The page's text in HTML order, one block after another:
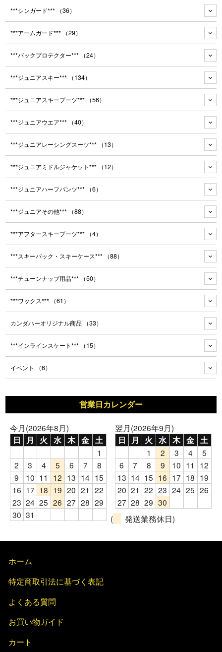
***シンガード*** （36）
***アームガード*** （29）
***バックプロテクター*** （24）
***ジュニアスキー*** （134）
***ジュニアスキーブーツ*** （56）
***ジュニアウエア*** （40）
***ジュニアレーシングスーツ*** （13）
***ジュニアミドルジャケット*** （12）
***ジュニアハーフパンツ*** （6）
***ジュニアその他*** （88）
***アフタースキーブーツ*** （4）
***スキーバック・スキーケース*** （88）
***チューンナップ用品*** （50）
***ワックス*** （61）
カンダハーオリジナル商品 （33）
***インラインスケート*** （15）
イベント （6）
営業日カレンダー
今月(2026年8月)
日 月 火 水 木 金 土
1
2
3 4 5 6 7
8
9
10 11 12 13 14 15
16 17 18 19 20 21 22
23 24 25 26 27 28 29
30 31
翌月(2026年9月)
日 月 火 水 木 金 土
1 2 3 4
5
6
7 8 9 10 11
12
13 14 15 16 17 18 19
20 21 22 23 24 25 26
27 28 29 30
(
発送業務休日)
ホーム
特定商取引法に基づく表記
よくある質問
お買い物ガイド
カート